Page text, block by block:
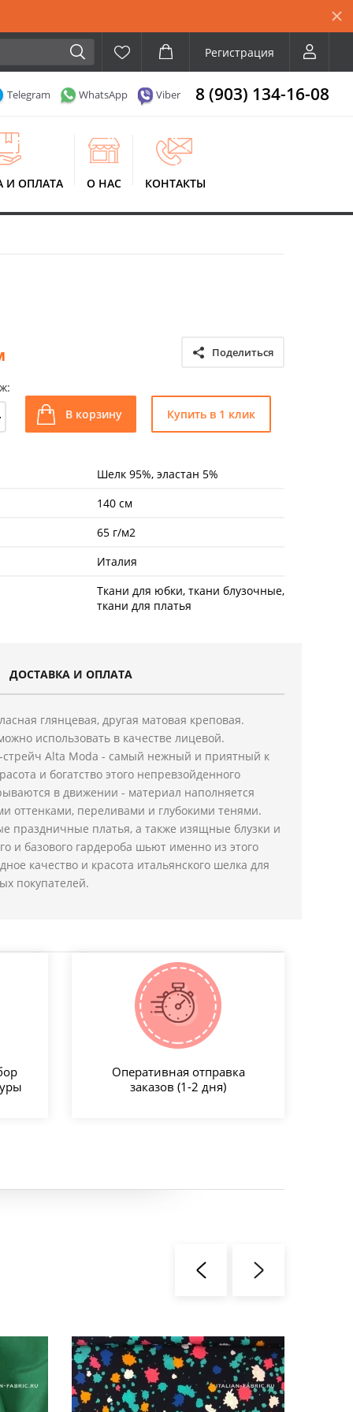
Регистрация
Telegram WhatsApp Viber 8 (903) 134-16-08
И ОПЛАТА О НАС КОНТАКТЫ
Поделиться
В корзину Купить в 1 клик
Шелк 95%, эластан 5%
140 см
65 г/м2
Италия
Ткани для юбки, ткани блузочные,
ткани для платья
ДОСТАВКА И ОПЛАТА
глянцевая, другая матовая креповая.
использовать в качестве лицевой.
стрейч Alta Moda - самый нежный и приятный к
и богатство этого непревзойденного
в движении - материал наполняется
оттенками, переливами и глубокими тенями.
праздничные платья, а также изящные блузки и
и базового гардероба шьют именно из этого
качество и красота итальянского шелка для
покупателей.
Оперативная отправка
заказов (1-2 дня)